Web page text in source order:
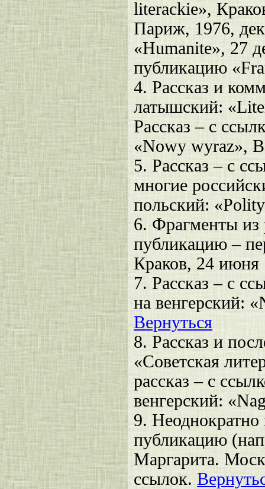
literackie»,
Париж, 1976,
«Humanite», 27
публикацию
4. Рассказ и
латышский:
Рассказ – с
«Nowy wyraz»,
5. Рассказ – с
многие
польский:
6. Фрагменты из
публикацию –
Краков, 24 июня
7. Рассказ – с
на венгерский:
Вернуться
8. Рассказ и
«Советская
рассказ – с
венгерский:
9. Неоднократно
публикацию
Маргарита.
ссылок.